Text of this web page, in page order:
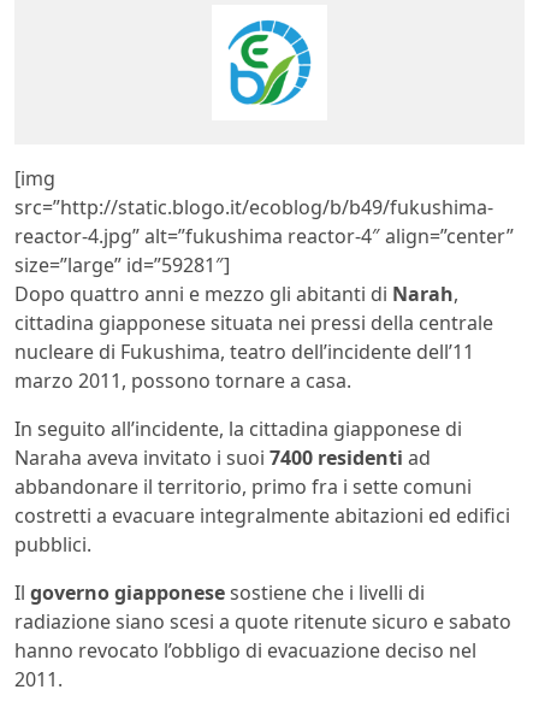
[img
src=”http://static.blogo.it/ecoblog/b/b49/fukushima-
reactor-4.jpg” alt=”fukushima reactor-4″ align=”center”
size=”large” id=”59281″]
Dopo quattro anni e mezzo gli abitanti di Narah,
cittadina giapponese situata nei pressi della centrale
nucleare di Fukushima, teatro dell’incidente dell’11
marzo 2011, possono tornare a casa.
In seguito all’incidente, la cittadina giapponese di
Naraha aveva invitato i suoi 7400 residenti ad
abbandonare il territorio, primo fra i sette comuni
costretti a evacuare integralmente abitazioni ed edifici
pubblici.
Il governo giapponesesostiene che i livelli di
radiazione siano scesi a quote ritenute sicuro e sabato
hanno revocato l’obbligo di evacuazione deciso nel
2011.